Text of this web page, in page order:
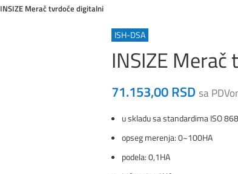
INSIZE Merač tvrdoće digitalni
ISH-DSA
INSIZE
71.153,00RSD sa
u skladu sa standardima ISO
opseg merenja: 0~100HA
podela: 0,1HA